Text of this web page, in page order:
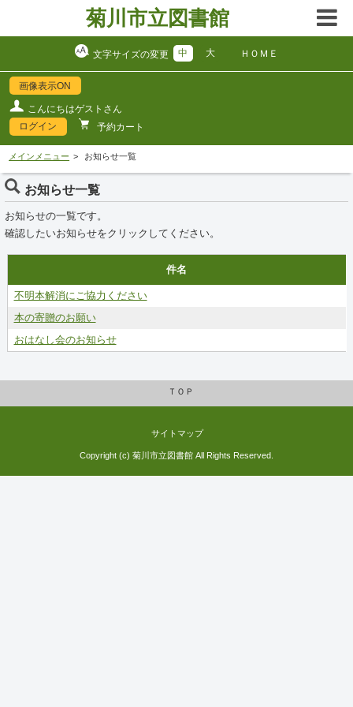
菊川市立図書館
文字サイズの変更 中 大 ＨＯＭＥ
画像表示ON
こんにちはゲストさん
ログイン
予約カート
メインメニュー お知らせ一覧
お知らせ一覧
お知らせの一覧です。
確認したいお知らせをクリックしてください。
件名
不明本解消にご協力ください
本の寄贈のお願い
おはなし会のお知らせ
ＴＯＰ
サイトマップ
Copyright (c) 菊川市立図書館 All Rights Reserved.